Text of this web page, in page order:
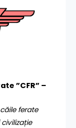
”CFR” –
ferate